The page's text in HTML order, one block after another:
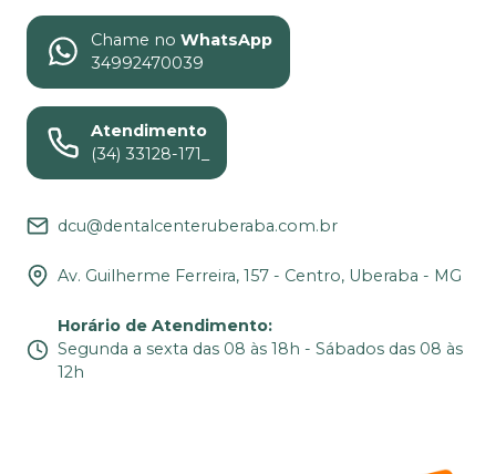
Chame no WhatsApp
34992470039
Atendimento
(34) 33128-171_
dcu@dentalcenteruberaba.com.br
Av. Guilherme Ferreira, 157 - Centro, Uberaba - MG
Horário de Atendimento:
Segunda a sexta das 08 às 18h - Sábados das 08 às
12h